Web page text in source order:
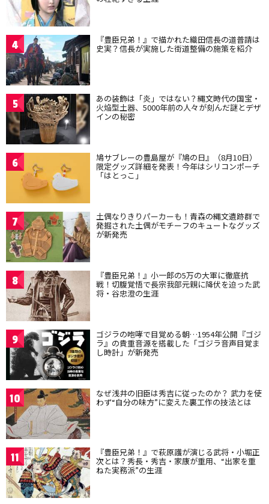
4 『豊臣兄弟！』で描かれた織田信長の道普請は
史実？信長が実施した街道整備の施策を紹介
5 あの装飾は「炎」ではない？縄文時代の国宝・
火焔型土器、5000年前の人々が刻んだ謎とデザ
インの秘密
6 鳩サブレーの豊島屋が『鳩の日』（8月10日）
限定グッズ詳細を発表！今年はシリコンポーチ
「はとっこ」
7 土偶なりきりパーカーも！青森の縄文遺跡群で
発掘された土偶がモチーフのキュートなグッズ
が新発売
8 『豊臣兄弟！』小一郎の5万の大軍に徹底抗
戦！切腹覚悟で長宗我部元親に降伏を迫った武
将・谷忠澄の生涯
9 ゴジラの咆哮で目覚める朝…1954年公開『ゴジ
ラ』の貴重音源を搭載した「ゴジラ音声目覚ま
し時計」が新発売
10 なぜ浅井の旧臣は秀吉に従ったのか？ 武力を使
わず“自分の味方”に変えた裏工作の技法とは
11 『豊臣兄弟！』で萩原護が演じる武将・小堀正
次とは？秀長・秀吉・家康が重用、“出家を重
ねた実務派”の生涯